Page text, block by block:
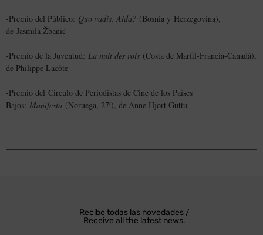
-Premio del Público: Quo vadis, Aida? (Bosnia y Herzegovina),
de Jasmila Žbanić
-Premio de la Juventud: La nuit des rois (Costa de Marfil-Francia-Canadá),
de Philippe Lacôte
-Premio del Circulo de Periodistas de Cine de los Países
Bajos: Manifesto (Noruega, 27′), de Anne Hjort Guttu
Recibe todas las novedades /
Receive all the latest news.